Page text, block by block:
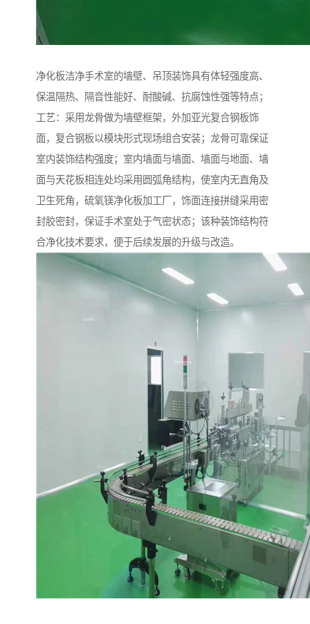
净化板洁净手术室的墙壁、吊顶装饰具有体轻强度高、
保温隔热、隔音性能好、耐酸碱、抗腐蚀性强等特点；
工艺：采用龙骨做为墙壁框架，外加亚光复合钢板饰
面，复合钢板以模块形式现场组合安装；龙骨可靠保证
室内装饰结构强度；室内墙面与墙面、墙面与地面、墙
面与天花板相连处均采用圆弧角结构，使室内无直角及
卫生死角，硫氧镁净化板加工厂，饰面连接拼缝采用密
封胶密封，保证手术室处于气密状态；该种装饰结构符
合净化技术要求，便于后续发展的升级与改造。